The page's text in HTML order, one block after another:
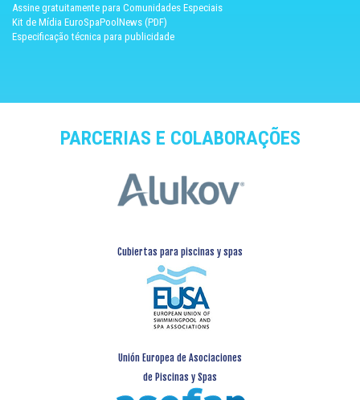
Assine gratuitamente para Comunidades Especiais
Kit de Mídia EuroSpaPoolNews (PDF)
Especificação técnica para publicidade
PARCERIAS E COLABORAÇÕES
Cubiertas para piscinas y spas
Unión Europea de Asociaciones
de Piscinas y Spas